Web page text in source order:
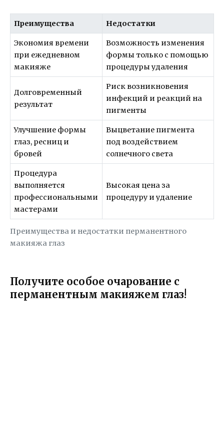
Преимущества и недостатки перманентного
макияжа глаз
Преимущества Недостатки
Экономия времени
при ежедневном
макияже
Возможность изменения
формы только с помощью
процедуры удаления
Долговременный
результат
Риск возникновения
инфекций и реакций на
пигменты
Улучшение формы
глаз, ресниц и
бровей
Выцветание пигмента
под воздействием
солнечного света
Процедура
выполняется
профессиональными
мастерами
Высокая цена за
процедуру и удаление
Получите особое очарование с
перманентным макияжем глаз!